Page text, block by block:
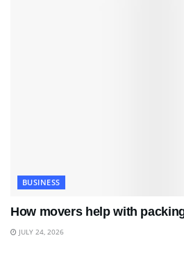
BUSINESS
How movers help with
JULY 24, 2026